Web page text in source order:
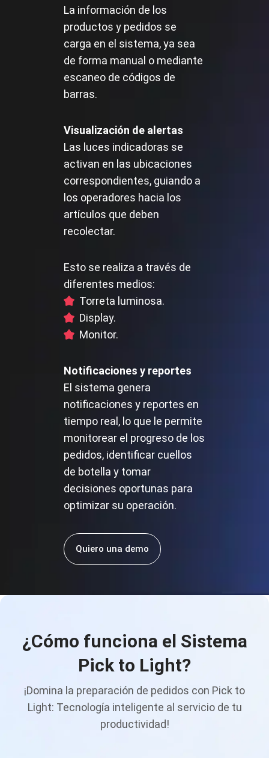
La información de los
productos y pedidos se
carga en el sistema, ya sea
de forma manual o mediante
escaneo de códigos de
barras.
Visualización de alertas
Las luces indicadoras se
activan en las ubicaciones
correspondientes, guiando a
los operadores hacia los
artículos que deben
recolectar.
Esto se realiza a través de
diferentes medios:
Torreta luminosa.
Display.
Monitor.
Notificaciones y reportes
El sistema genera
notificaciones y reportes en
tiempo real, lo que le permite
monitorear el progreso de los
pedidos, identificar cuellos
de botella y tomar
decisiones oportunas para
optimizar su operación.
Quiero una demo
¿Cómo funciona el Sistema
Pick to Light?
¡Domina la preparación de pedidos con Pick to
Light: Tecnología inteligente al servicio de tu
productividad!